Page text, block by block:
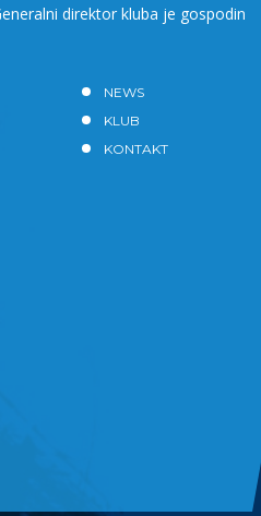
direktor kluba je gospodin
NEWS
KLUB
KONTAKT